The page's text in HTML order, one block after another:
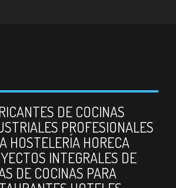
DE COCINAS
PROFESIONALES
HOSTELERÍA HORECA
INTEGRALES DE
DE COCINAS PARA